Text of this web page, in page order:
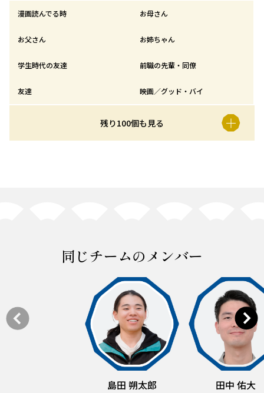
漫画読んでる時 お母さん
お父さん お姉ちゃん
学生時代の友達 前職の先輩・同僚
友達 映画／グッド・バイ
残り100個も見る
同じチームのメンバー
島田 朔太郎 田中 佑大